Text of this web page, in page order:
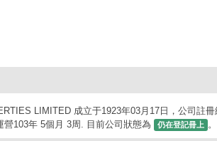
LIMITED 成立于1923年03月17日，公司註
103年 5個月 3周. 目前公司狀態為
仍在登記冊上 。